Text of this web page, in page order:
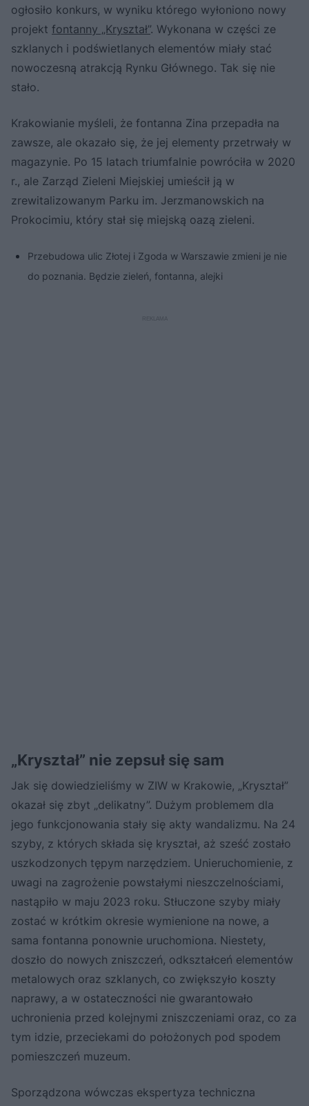
ogłosiło konkurs, w wyniku którego wyłoniono nowy
projekt fontanny „Kryształ”. Wykonana w części ze
szklanych i podświetlanych elementów miały stać
nowoczesną atrakcją Rynku Głównego. Tak się nie
stało.
Krakowianie myśleli, że fontanna Zina przepadła na
zawsze, ale okazało się, że jej elementy przetrwały w
magazynie. Po 15 latach triumfalnie powróciła w 2020
r., ale Zarząd Zieleni Miejskiej umieścił ją w
zrewitalizowanym Parku im. Jerzmanowskich na
Prokocimiu, który stał się miejską oazą zieleni.
Przebudowa ulic Złotej i Zgoda w Warszawie zmieni je nie
do poznania. Będzie zieleń, fontanna, alejki
„Kryształ” nie zepsuł się sam
Jak się dowiedzieliśmy w ZIW w Krakowie, „Kryształ”
okazał się zbyt „delikatny”. Dużym problemem dla
jego funkcjonowania stały się akty wandalizmu. Na 24
szyby, z których składa się kryształ, aż sześć zostało
uszkodzonych tępym narzędziem. Unieruchomienie, z
uwagi na zagrożenie powstałymi nieszczelnościami,
nastąpiło w maju 2023 roku. Stłuczone szyby miały
zostać w krótkim okresie wymienione na nowe, a
sama fontanna ponownie uruchomiona. Niestety,
doszło do nowych zniszczeń, odkształceń elementów
metalowych oraz szklanych, co zwiększyło koszty
naprawy, a w ostateczności nie gwarantowało
uchronienia przed kolejnymi zniszczeniami oraz, co za
tym idzie, przeciekami do położonych pod spodem
pomieszczeń muzeum.
Sporządzona wówczas ekspertyza techniczna